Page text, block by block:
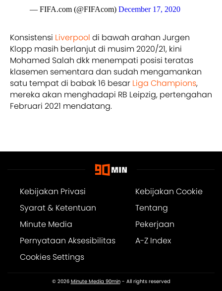
— FIFA.com (@FIFAcom) December 17, 2020
Konsistensi Liverpool di bawah arahan Jurgen
Klopp masih berlanjut di musim 2020/21, kini
Mohamed Salah dkk menempati posisi teratas
klasemen sementara dan sudah mengamankan
satu tempat di babak 16 besar Liga Champions,
mereka akan menghadapi RB Leipzig, pertengahan
Februari 2021 mendatang.
Kebijakan Privasi
Kebijakan Cookie
Syarat & Ketentuan
Tentang
Minute Media
Pekerjaan
Pernyataan Aksesibilitas
A-Z Index
Cookies Settings
© 2026 Minute Media 90min- All rights reserved